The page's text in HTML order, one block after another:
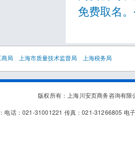
免费取名
局 上海市质量技术监督局 上海税务局
版权所有：上海川安页商务咨询有
电话：021-31001221 传真：021-31266805 电